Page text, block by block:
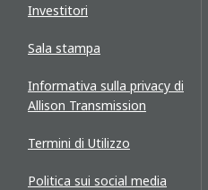
Investitori
Sala stampa
Informativa sulla privacy di
Allison Transmission
Termini di Utilizzo
Politica sui social media